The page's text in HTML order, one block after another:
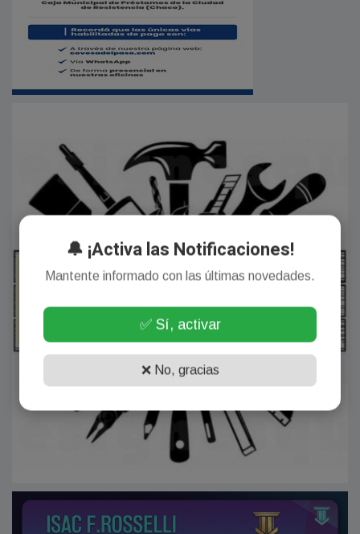
🔔 ¡Activa las Notificaciones!
Mantente informado con las últimas novedades.
✅ Sí, activar
❌ No, gracias